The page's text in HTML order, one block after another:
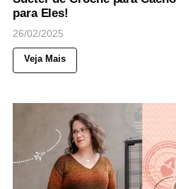
para Eles!
26/02/2025
Veja Mais